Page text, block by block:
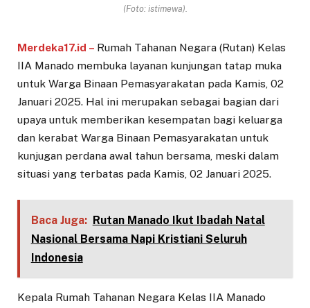
(Foto: istimewa).
Merdeka17.id – Rumah Tahanan Negara (Rutan) Kelas
IIA Manado membuka layanan kunjungan tatap muka
untuk Warga Binaan Pemasyarakatan pada Kamis, 02
Januari 2025. Hal ini merupakan sebagai bagian dari
upaya untuk memberikan kesempatan bagi keluarga
dan kerabat Warga Binaan Pemasyarakatan untuk
kunjugan perdana awal tahun bersama, meski dalam
situasi yang terbatas pada Kamis, 02 Januari 2025.
Baca Juga: Rutan Manado Ikut Ibadah Natal
Nasional Bersama Napi Kristiani Seluruh
Indonesia
Kepala Rumah Tahanan Negara Kelas IIA Manado